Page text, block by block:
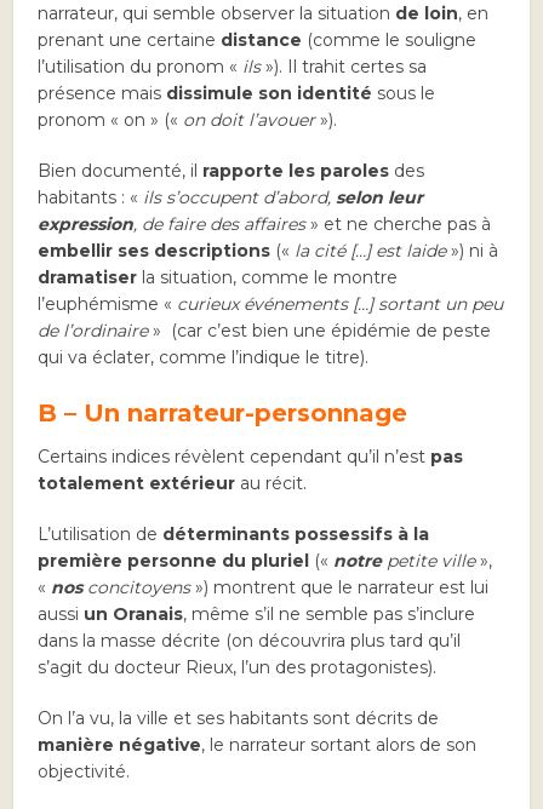
narrateur, qui semble observer la situation de loin, en
prenant une certaine distance (comme le souligne
l’utilisation du pronom « ils»). Il trahit certes sa
présence mais dissimule son identité sous le
pronom « on » (« on doit l’avouer»).
Bien documenté, il rapporte les paroles des
habitants : « ils s’occupent d’abord,selon leur
expression, de faire des affaires» et ne cherche pas à
embellir ses descriptions (« la cité […] est laide») ni à
dramatiser la situation, comme le montre
l’euphémisme « curieux événements […] sortant un peu
de l’ordinaire» (car c’est bien une épidémie de peste
qui va éclater, comme l’indique le titre).
B – Un narrateur-personnage
Certains indices révèlent cependant qu’il n’est pas
totalement extérieur au récit.
L’utilisation de déterminants possessifs à la
première personne du pluriel (« notrepetite ville»,
« nosconcitoyens») montrent que le narrateur est lui
aussi un Oranais, même s’il ne semble pas s’inclure
dans la masse décrite (on découvrira plus tard qu’il
s’agit du docteur Rieux, l’un des protagonistes).
On l’a vu, la ville et ses habitants sont décrits de
manière négative, le narrateur sortant alors de son
objectivité.